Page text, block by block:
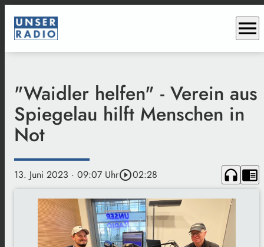
menu
"Waidler helfen" - Verein aus
Spiegelau hilft Menschen in
Not
13. Juni 2023 · 09:07 Uhrplay_circle_outline02:28 headphones chrome_reader_mode